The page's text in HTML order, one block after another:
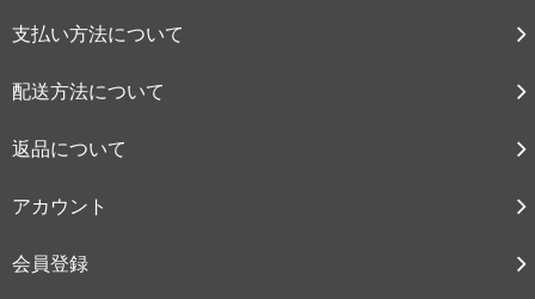
支払い方法について
配送方法について
返品について
アカウント
会員登録